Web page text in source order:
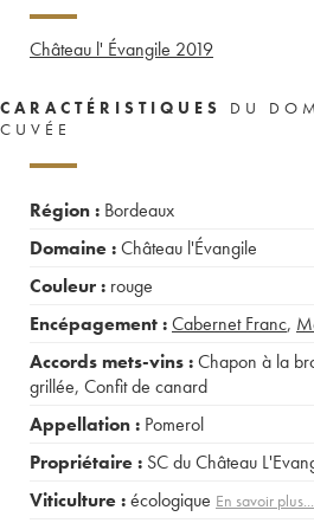
Château l' Évangile 2019
CARACTÉRISTIQUES
DU
CUVÉE
Région : Bordeaux
Domaine :Château l'Évangile
Couleur : rouge
Encépagement :Cabernet Franc,
Accords mets-vins :Chapon à la
grillée, Confit de canard
Appellation : Pomerol
Propriétaire : SC du Château
Viticulture :écologique En savoir plus...